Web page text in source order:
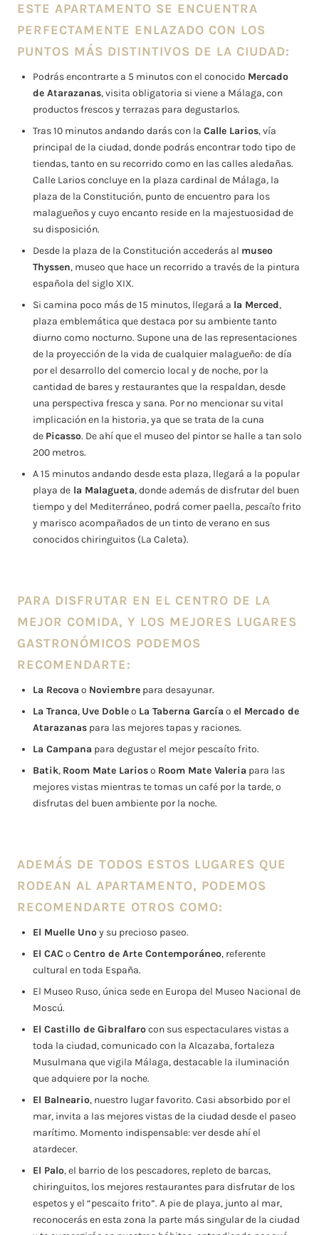
ESTE APARTAMENTO SE ENCUENTRA
PERFECTAMENTE ENLAZADO CON LOS
PUNTOS MÁS DISTINTIVOS DE LA CIUDAD:
Podrás encontrarte a 5 minutos con el conocido Mercado
de Atarazanas, visita obligatoria si viene a Málaga, con
productos frescos y terrazas para degustarlos.
Tras 10 minutos andando darás con la Calle Larios, vía
principal de la ciudad, donde podrás encontrar todo tipo de
tiendas, tanto en su recorrido como en las calles aledañas.
Calle Larios concluye en la plaza cardinal de Málaga, la
plaza de la Constitución, punto de encuentro para los
malagueños y cuyo encanto reside en la majestuosidad de
su disposición.
Desde la plaza de la Constitución accederás al museo
Thyssen, museo que hace un recorrido a través de la pintura
española del siglo XIX.
Si camina poco más de 15 minutos, llegará a la Merced,
plaza emblemática que destaca por su ambiente tanto
diurno como nocturno. Supone una de las representaciones
de la proyección de la vida de cualquier malagueño: de día
por el desarrollo del comercio local y de noche, por la
cantidad de bares y restaurantes que la respaldan, desde
una perspectiva fresca y sana. Por no mencionar su vital
implicación en la historia, ya que se trata de la cuna
de Picasso. De ahí que el museo del pintor se halle a tan solo
200 metros.
A 15 minutos andando desde esta plaza, llegará a la popular
playa de la Malagueta, donde además de disfrutar del buen
tiempo y del Mediterráneo, podrá comer paella, pescaítofrito
y marisco acompañados de un tinto de verano en sus
conocidos chiringuitos (La Caleta).
PARA DISFRUTAR EN EL CENTRO DE LA
MEJOR COMIDA, Y LOS MEJORES LUGARES
GASTRONÓMICOS PODEMOS
RECOMENDARTE:
La Recova o Noviembre para desayunar.
La Tranca, Uve Dobleo La Taberna García o el Mercado de
Atarazanas para las mejores tapas y raciones.
La Campana para degustar el mejor pescaíto frito.
Batik, Room Mate Larioso Room Mate Valeria para las
mejores vistas mientras te tomas un café por la tarde, o
disfrutas del buen ambiente por la noche.
ADEMÁS DE TODOS ESTOS LUGARES QUE
RODEAN AL APARTAMENTO, PODEMOS
RECOMENDARTE OTROS COMO:
El Muelle Unoy su precioso paseo.
El CACo Centro de Arte Contemporáneo, referente
cultural en toda España.
El Museo Ruso, única sede en Europa del Museo Nacional de
Moscú.
El Castillo de Gibralfarocon sus espectaculares vistas a
toda la ciudad, comunicado con la Alcazaba, fortaleza
Musulmana que vigila Málaga, destacable la iluminación
que adquiere por la noche.
El Balneario, nuestro lugar favorito. Casi absorbido por el
mar, invita a las mejores vistas de la ciudad desde el paseo
marítimo. Momento indispensable: ver desde ahí el
atardecer.
El Palo, el barrio de los pescadores, repleto de barcas,
chiringuitos, los mejores restaurantes para disfrutar de los
espetos y el “pescaito frito”. A pie de playa, junto al mar,
reconocerás en esta zona la parte más singular de la ciudad